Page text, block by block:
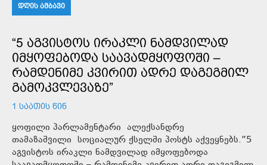
ᲓᲦᲘᲡ ᲐᲛᲑᲐᲕᲘ
“5 ᲐᲒᲕᲘᲡᲢᲝᲡ ᲘᲠᲐᲙᲚᲘ ᲜᲐᲛᲓᲕᲘᲚᲐᲓ
ᲘᲛᲧᲝᲤᲔᲑᲝᲓᲐ ᲡᲐᲐᲕᲐᲓᲛᲧᲝᲤᲝᲨᲘ –
ᲠᲐᲛᲓᲔᲜᲘᲛᲔ ᲙᲕᲘᲠᲘᲗ ᲐᲓᲠᲔ ᲓᲐᲒᲔᲒᲛᲘᲚ
ᲒᲐᲛᲝᲙᲕᲚᲔᲕᲐᲖᲔ”
1 ᲡᲐᲐᲗᲘᲡ ᲬᲘᲜ
ყოფილი პარლამენტარი ალექსანდრე
თამაზაშვილი სოციალურ ქსელში პოსტს აქვეყნებს.”5
აგვისტოს ირაკლი ნამდვილად იმყოფებოდა